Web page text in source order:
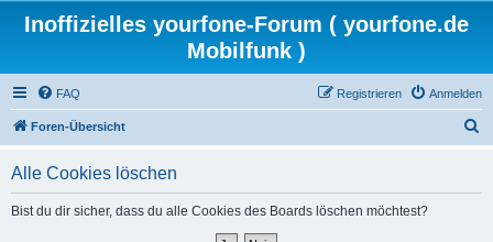
Inoffizielles yourfone-Forum ( yourfone.de
Mobilfunk )
FAQ Anmelden
Registrieren
Foren-Übersicht
Alle Cookies löschen
Bist du dir sicher, dass du alle Cookies des Boards löschen möchtest?